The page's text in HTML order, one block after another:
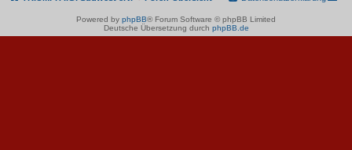
Powered by phpBB® Forum Software © phpBB Limited
Deutsche Übersetzung durch phpBB.de